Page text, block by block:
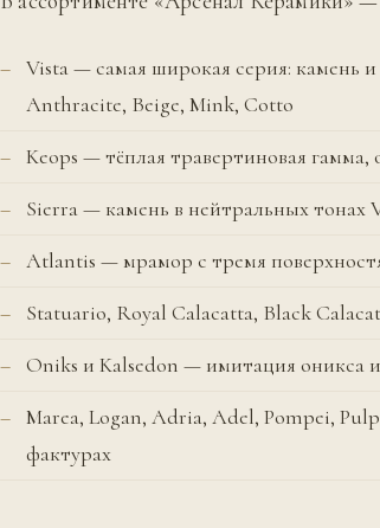
Vista — самая широкая серия: камень
Anthracite, Beige, Mink, Cotto
Keops — тёплая травертиновая
Sierra — камень в нейтральных тонах
Atlantis — мрамор с тремя
Statuario, Royal Calacatta, Black
Oniks и Kalsedon — имитация оникса
Marea, Logan, Adria, Adel, Pompei,
фактурах